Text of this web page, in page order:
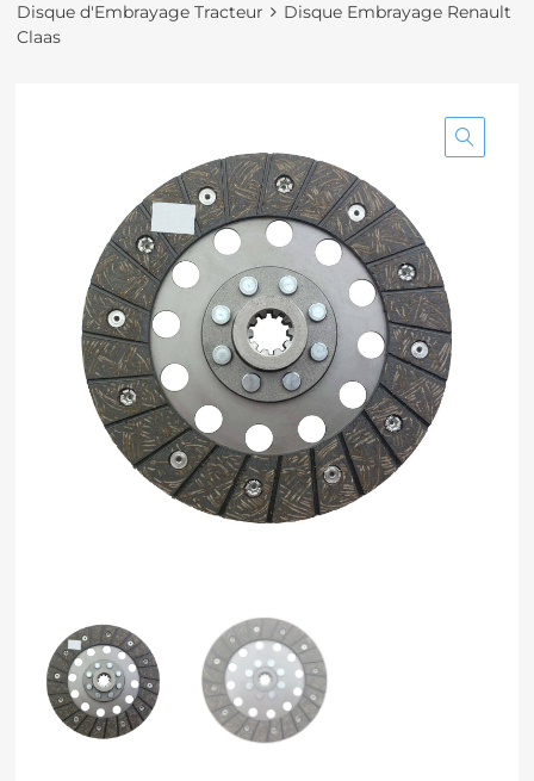
Disque d'Embrayage Tracteur
Disque Embrayage Renault
Claas